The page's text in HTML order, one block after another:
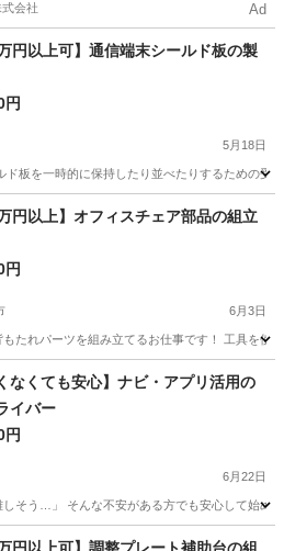
式会社 Ad
円以上可】通信端末シールド板の製
円
5月18日
ド板を一時的に保持したり並べたりするための
円以上】オフィスチェア部品の組立
円
6月3日
たれパーツを組み立てるお仕事です！ 工具を
社会保険
なくても安心】ナビ・アプリ活用の
イバー
円
6月22日
しそう…」 そんな不安がある方でも安心して始
未経験